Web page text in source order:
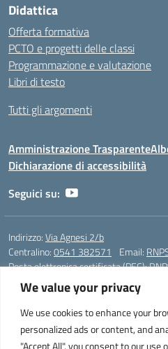
We value your privacy
We use cookies to enhance your
personalized ads or content, and
"Accept All", you consent to our use
Didattica
Offerta formativa
PCTO e progetti delle classi
Programmazione e valutazione
Libri di testo
Tutti gli argomenti
Amministrazione Trasparente
Dichiarazione di accessibilità
Seguici su:
Indirizzo:Via Agnesi 2/b
Centralino:0541 382571 Email:
Posta elettronica certificata (PEC):
Codice fiscale: 82009530401
Codice meccanografico: RNPS02000L
Liceo Scientifico e Musicale "A.